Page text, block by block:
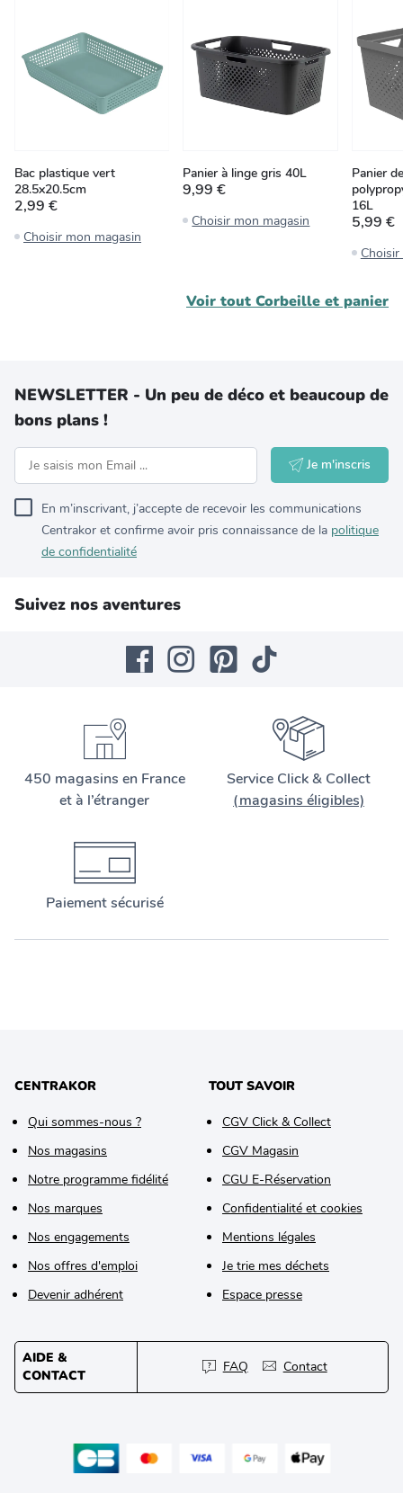
Bac plastique vert
28.5x20.5cm
2,99 €
Choisir mon magasin
Panier à linge gris 40L
9,99 €
Choisir mon magasin
Panier
16L
5,99 €
Voir tout Corbeille et panier
NEWSLETTER - Un peu de déco et beaucoup de
bons plans !
Je m'inscris
En m’inscrivant, j’accepte de recevoir les communications
Centrakor et confirme avoir pris connaissance de la politique
de confidentialité
Suivez nos aventures
450 magasins en France
et à l’étranger
Service Click & Collect
(magasins éligibles)
Paiement sécurisé
CENTRAKOR
Qui sommes-nous ?
Nos magasins
Notre programme fidélité
Nos marques
Nos engagements
Nos offres d'emploi
Devenir adhérent
TOUT SAVOIR
CGV Click & Collect
CGV Magasin
CGU E-Réservation
Confidentialité et cookies
Mentions légales
Je trie mes déchets
Espace presse
AIDE &
CONTACT
FAQ Contact